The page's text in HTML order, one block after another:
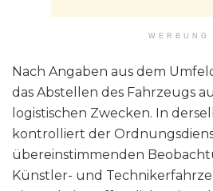
WERBUNG
Nach Angaben aus dem
das Abstellen des Fahrzeugs
logistischen Zwecken. In
kontrolliert der
übereinstimmenden
Künstler- und